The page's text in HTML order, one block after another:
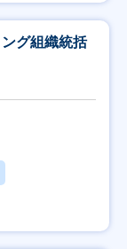
グ組織統括